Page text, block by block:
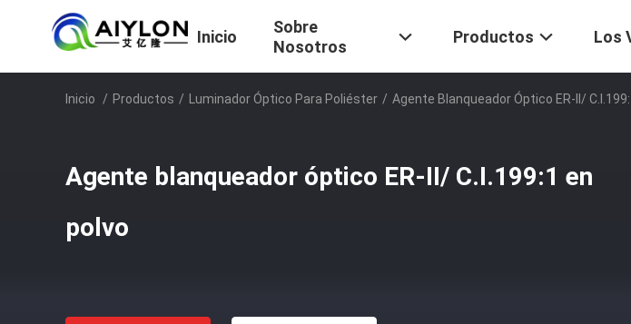
Inicio
Sobre
Nosotros
Productos Los
Inicio / Productos / Luminador Óptico Para Poliéster / Agente Blanqueador Óptico ER-II/
Agente blanqueador óptico ER-II/ C.I.199:1 en
polvo